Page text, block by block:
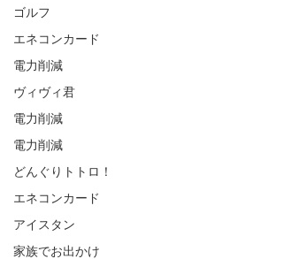
ゴルフ
エネコンカード
電力削減
ヴィヴィ君
電力削減
電力削減
どんぐりトトロ！
エネコンカード
アイスタン
家族でお出かけ